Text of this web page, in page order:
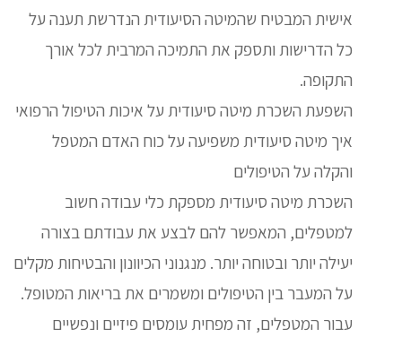
אישית המבטיח שהמיטה הסיעודית הנדרשת תענה על
כל הדרישות ותספק את התמיכה המרבית לכל אורך
התקופה.
השפעת השכרת מיטה סיעודית על איכות הטיפול הרפואי
איך מיטה סיעודית משפיעה על כוח האדם המטפל
והקלה על הטיפולים
השכרת מיטה סיעודית מספקת כלי עבודה חשוב
למטפלים, המאפשר להם לבצע את עבודתם בצורה
יעילה יותר ובטוחה יותר. מנגנוני הכיוונון והבטיחות מקלים
על המעבר בין הטיפולים ומשמרים את בריאות המטופל.
עבור המטפלים, זה מפחית עומסים פיזיים ונפשיים